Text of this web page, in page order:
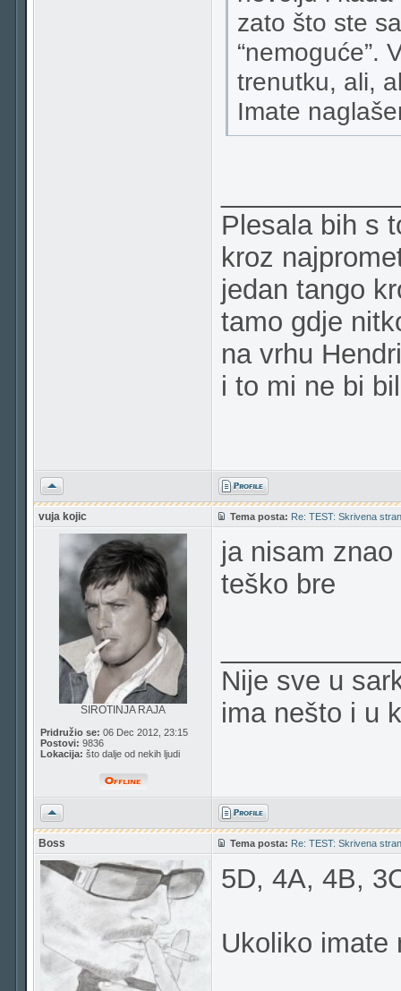
zato što ste
“nemoguće”.
trenutku, ali,
Imate
Plesala bih s
kroz
jedan tango
tamo gdje
na vrhu
i to mi ne bi
Vrh
vuja kojic Tema posta: Re: TEST: Skrivena
SIROTINJA RAJA
Pridružio se: 06 Dec 2012, 23:15
Postovi: 9836
Lokacija: što dalje od nekih ljudi
ja nisam
teško bre
Nije sve u
ima nešto i u
Vrh
Boss Tema posta: Re: TEST: Skrivena
5D, 4A, 4B,
Ukoliko imate